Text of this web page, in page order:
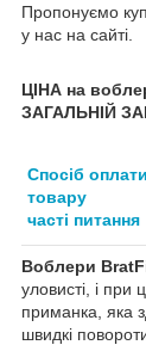
Пропонуємо
у нас на сайті.
ЦІНА на
ЗАГАЛЬНІЙ
Спосіб
товару
часті питання
Воблери
уловисті, і
приманка, яка
швидкі